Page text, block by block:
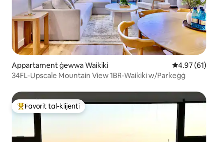
Appartament ġewwa Waikiki Rating
4.97 (61)
34FL-Upscale Mountain View 1BR-Waikiki w/Parkeġġ
Wieħed mill-aqwa favoriti tal-klijenti
Favorit tal-klijenti